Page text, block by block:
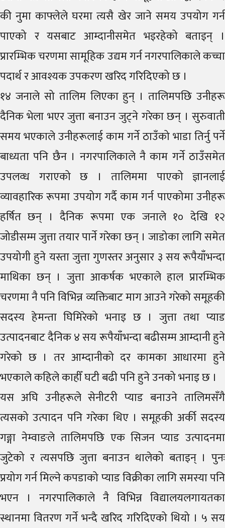
की नुमा काफ्लेले घरमा त्यसै खेर जाने समय उपयोग गर्न
पाएको र यसबाट आम्दानीसमेत भइरहेको बताइन् ।
प्रारम्भिक चरणमा सामूहिक उद्यम गर्न नगरपालिकाले कच्चा
पदार्थ र आवश्यक उपकरण खरिद गरिदिएको छ ।
१४ जनाले सो तालिम लिएका हुन् । तालिमपछि उनीहरू
दैनिक भेला भएर जुत्ता बनाउन जुट्ने गरेका छन् । सुरुवाती
समय भएकाले उनीहरूलाई काम गर्ने ठाउँको भाडा तिर्नु पर्ने
बाध्यता पनि छैन । नगरपालिकाले नै काम गर्ने ठाउँसमेत
उपलव्ध गराएको छ । तालिममा पाएको ज्ञानलाई
व्यावहारिक रूपमा उपयोग गर्दै काम गर्न पाएकोमा उनीहरू
हर्षित छन् । दैनिक रूपमा एक जनाले १० देखि १२
जोडीसम्म जुत्ता तयार पार्ने गरेका छन् । जाडोका लागि समेत
उपयोगी हुने यस्ता जुत्ता गुणस्तर अनुसार ३ सय रूपैयाँभन्दा
माथिका छन् । जुत्ता आकर्षक भएकाले हाल प्रारम्भिक
चरणमा नै पनि विभिन्न व्यक्तिबाट माग आउने गरेको समूहकी
सदस्य हेमन्ता घिमिरेको भनाइ छ । जुत्ता तथा प्याड
उत्पादनबाट दैनिक ४ सय रूपैयाँभन्दा बढीसम्म आम्दानी हुने
गरेको छ । तर आम्दानीको दर कामका आधारमा हुने
भएकाले कहिले काहीँ घटी बढी पनि हुने उनको भनाइ छ ।
यस अघि उनीहरूले सेनीटरी प्याड बनाउने तालिमसँगै
त्यसको उत्पादन पनि गरेका थिए । समूहकी अर्की सदस्य
गङ्गा नेम्वाङले तालिमपछि एक सिजन प्याड उत्पादनमा
जुटेको र त्यसपछि जुत्ता बनाउन थालेको बताइन् । पुनः
प्रयोग गर्न मिल्ने कपडाको प्याड विक्रीका लागि समस्या पनि
भएन । नगरपालिकाले नै विभिन्न विद्यालयलगायतका
स्थानमा वितरण गर्ने भन्दै खरिद गरिदिएको थियो । ५ सय